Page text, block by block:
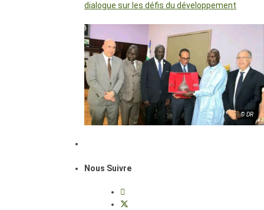
dialogue sur les défis du développement
© DR
Nous Suivre